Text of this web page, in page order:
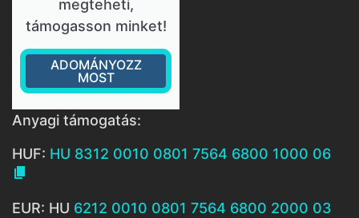
megteheti,
támogasson minket!
ADOMÁNYOZZ
MOST
Anyagi támogatás:
HUF: HU 8312 0010 0801 7564 6800 1000 06

EUR: HU 6212 0010 0801 7564 6800 2000 03